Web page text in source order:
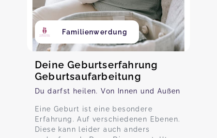
Familienwerdung
Deine Geburtserfahrung
Geburtsaufarbeitung
Du darfst heilen. Von Innen und Außen
Eine Geburt ist eine besondere
Erfahrung. Auf verschiedenen Ebenen.
Diese kann leider auch anders